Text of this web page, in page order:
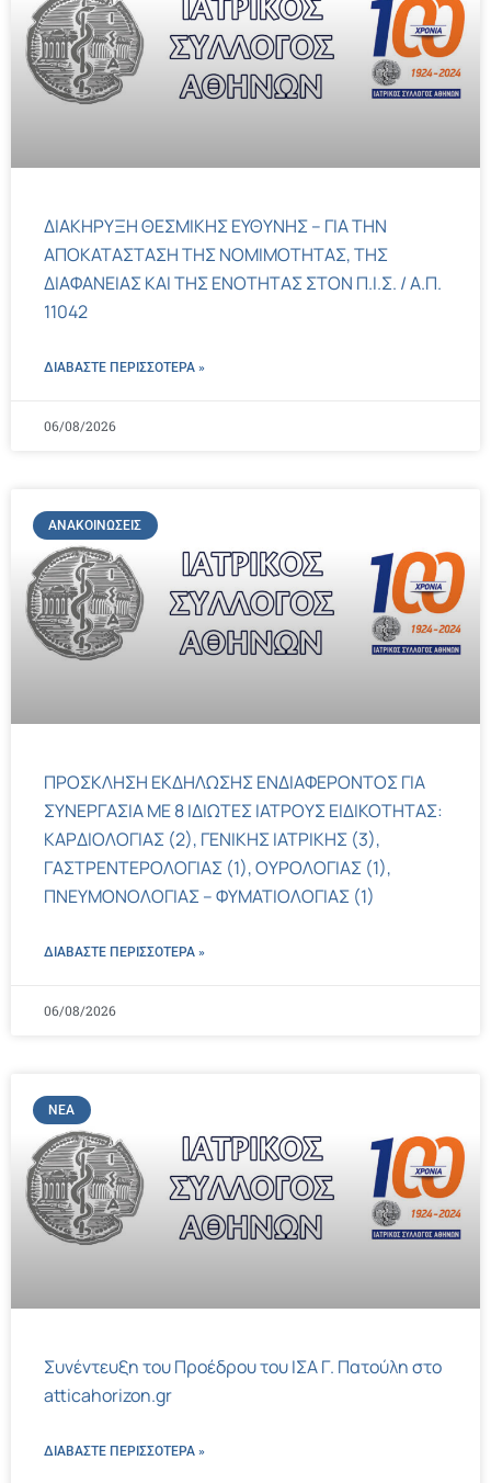
ΔΙΑΚΗΡΥΞΗ ΘΕΣΜΙΚΗΣ ΕΥΘΥΝΗΣ – ΓΙΑ ΤΗΝ
ΑΠΟΚΑΤΑΣΤΑΣΗ ΤΗΣ ΝΟΜΙΜΟΤΗΤΑΣ, ΤΗΣ
ΔΙΑΦΑΝΕΙΑΣ ΚΑΙ ΤΗΣ ΕΝΟΤΗΤΑΣ ΣΤΟΝ Π.Ι.Σ. / Α.Π.
11042
ΔΙΑΒΑΣΤΕ ΠΕΡΙΣΣΌΤΕΡΑ »
06/08/2026
ΑΝΑΚΟΙΝΏΣΕΙΣ
ΠΡΟΣΚΛΗΣΗ ΕΚΔΗΛΩΣΗΣ ΕΝΔΙΑΦΕΡΟΝΤΟΣ ΓΙΑ
ΣΥΝΕΡΓΑΣΙΑ ΜΕ 8 ΙΔΙΩΤΕΣ ΙΑΤΡΟΥΣ ΕΙΔΙΚΟΤΗΤΑΣ:
ΚΑΡΔΙΟΛΟΓΙΑΣ (2), ΓΕΝΙΚΗΣ ΙΑΤΡΙΚΗΣ (3),
ΓΑΣΤΡΕΝΤΕΡΟΛΟΓΙΑΣ (1), ΟΥΡΟΛΟΓΙΑΣ (1),
ΠΝΕΥΜΟΝΟΛΟΓΙΑΣ – ΦΥΜΑΤΙΟΛΟΓΙΑΣ (1)
ΔΙΑΒΑΣΤΕ ΠΕΡΙΣΣΌΤΕΡΑ »
06/08/2026
ΝΈΑ
Συνέντευξη του Προέδρου του ΙΣΑ Γ. Πατούλη στο
atticahorizon.gr
ΔΙΑΒΑΣΤΕ ΠΕΡΙΣΣΌΤΕΡΑ »